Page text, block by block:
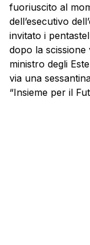
fuoriuscito al
dell’esecutivo
invitato i
dopo la scissione
ministro degli
via una
“Insieme per il